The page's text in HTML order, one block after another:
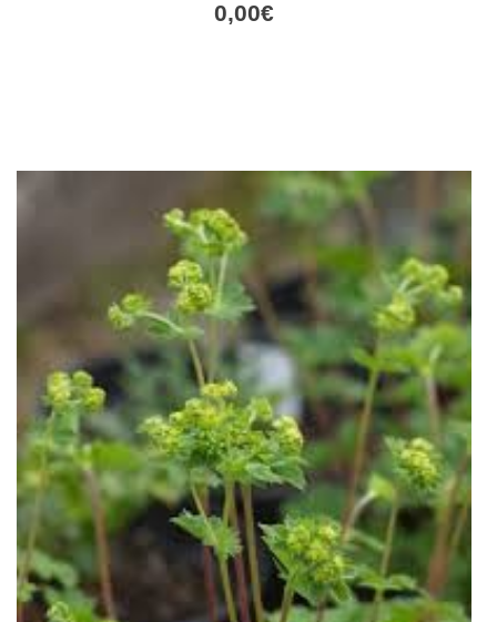
0,00€